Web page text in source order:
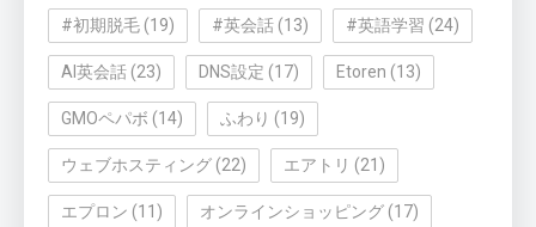
#初期脱毛 (19) #英会話 (13) #英語学習 (24)
AI英会話 (23) DNS設定 (17) Etoren (13)
GMOペパボ (14) ふわり (19)
ウェブホスティング (22) エアトリ (21)
エプロン (11) オンラインショッピング (17)